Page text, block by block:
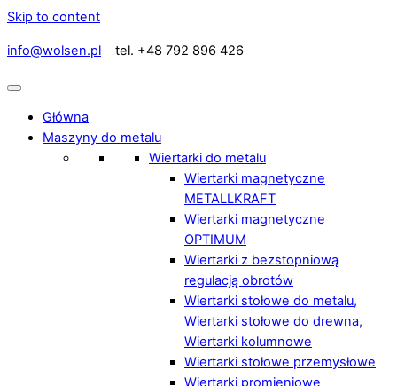
Skip to content
info@wolsen.pl tel. +48 792 896 426
Główna
Maszyny do metalu
Wiertarki do metalu
Wiertarki magnetyczne
METALLKRAFT
Wiertarki magnetyczne
OPTIMUM
Wiertarki z bezstopniową
regulacją obrotów
Wiertarki stołowe do metalu,
Wiertarki stołowe do drewna,
Wiertarki kolumnowe
Wiertarki stołowe przemysłowe
Wiertarki promieniowe